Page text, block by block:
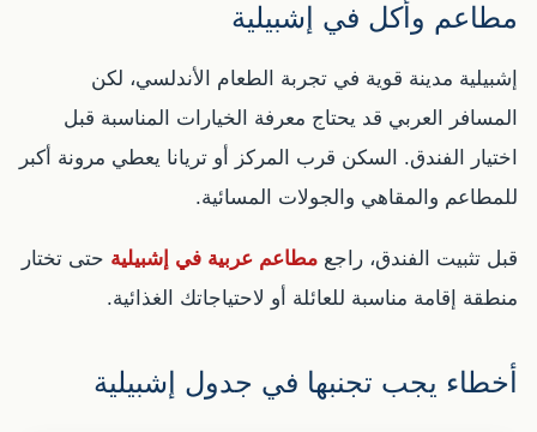
مطاعم وأكل في إشبيلية
إشبيلية مدينة قوية في تجربة الطعام الأندلسي، لكن
المسافر العربي قد يحتاج معرفة الخيارات المناسبة قبل
اختيار الفندق. السكن قرب المركز أو تريانا يعطي مرونة أكبر
للمطاعم والمقاهي والجولات المسائية.
قبل تثبيت الفندق، راجع مطاعم عربية في إشبيلية حتى تختار
منطقة إقامة مناسبة للعائلة أو لاحتياجاتك الغذائية.
أخطاء يجب تجنبها في جدول إشبيلية